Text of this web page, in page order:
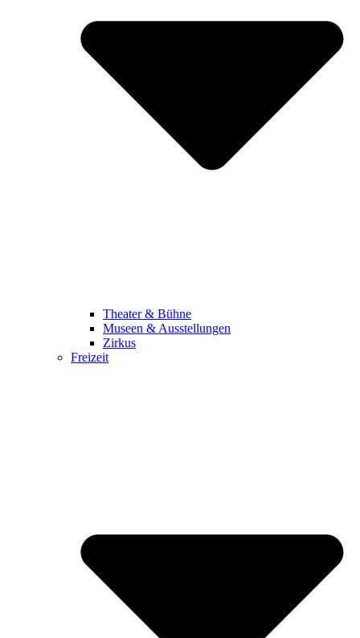
Theater & Bühne
Museen & Ausstellungen
Zirkus
Freizeit